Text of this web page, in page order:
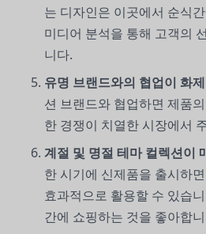
는 디자인은 이곳에서 순식
미디어 분석을 통해 고객의
니다.
유명 브랜드와의 협업이 화
션 브랜드와 협업하면 제품
한 경쟁이 치열한 시장에서
계절 및 명절 테마 컬렉션이
한 시기에 신제품을 출시하
효과적으로 활용할 수 있습
간에 쇼핑하는 것을 좋아합